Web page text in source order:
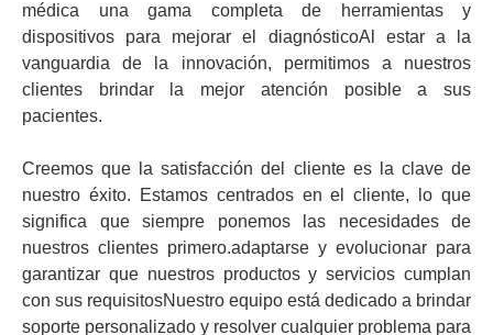
médica una gama completa de herramientas y
dispositivos para mejorar el diagnósticoAl estar a la
vanguardia de la innovación, permitimos a nuestros
clientes brindar la mejor atención posible a sus
pacientes.
Creemos que la satisfacción del cliente es la clave de
nuestro éxito. Estamos centrados en el cliente, lo que
significa que siempre ponemos las necesidades de
nuestros clientes primero.adaptarse y evolucionar para
garantizar que nuestros productos y servicios cumplan
con sus requisitosNuestro equipo está dedicado a brindar
soporte personalizado y resolver cualquier problema para